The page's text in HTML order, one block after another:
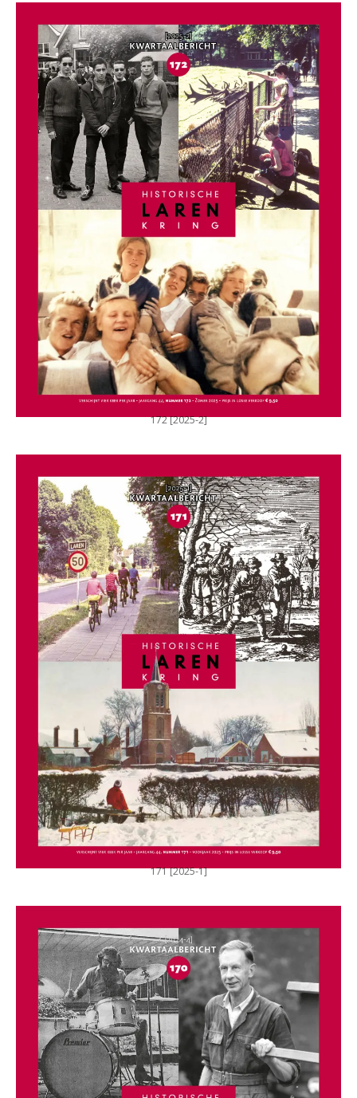
172 [2025-2]
171 [2025-1]